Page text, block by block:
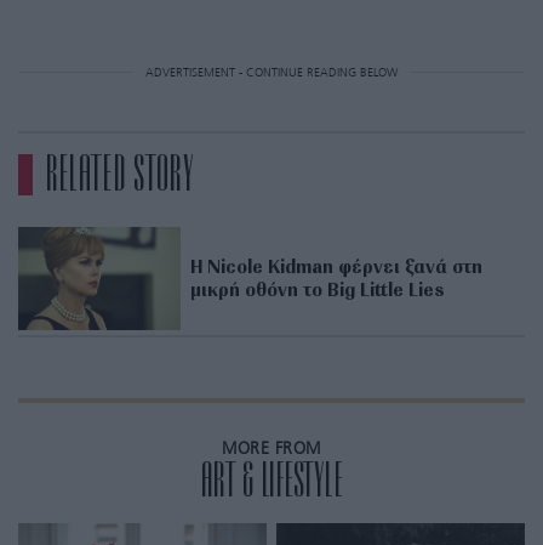
ADVERTISEMENT - CONTINUE READING BELOW
RELATED STORY
H Nicole Kidman φέρνει ξανά στη
μικρή οθόνη το Big Little Lies
MORE FROM
ART & LIFESTYLE